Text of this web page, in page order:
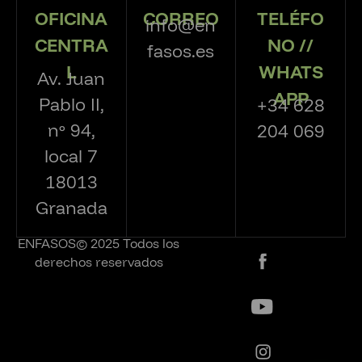
OFICINA
CENTRA
L
Av. Juan
Pablo II,
nº 94,
local 7
18013
Granada
CORREO
info@en
fasos.es
TELÉFO
NO //
WHATS
APP
+34 628
204 069
ENFASOS© 2025 Todos los
derechos reservados